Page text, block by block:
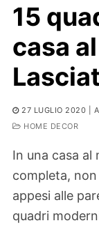
15
casa
27 LUGLIO 2020 |
HOME DECOR
In una casa al
completa,
appesi alle
quadri